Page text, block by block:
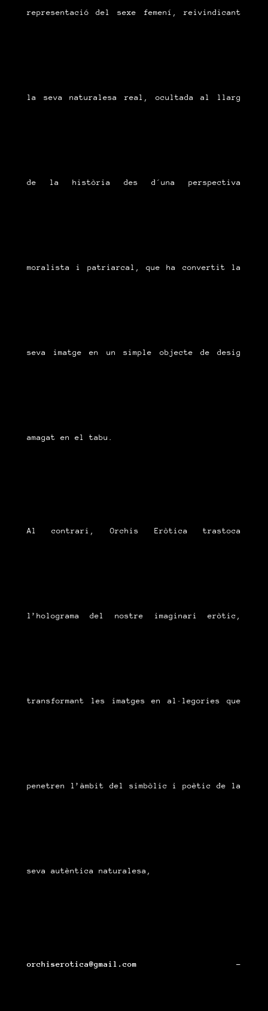
representació del sexe femení, reivindicant
la seva naturalesa real, ocultada al llarg
de la història des d´una perspectiva
moralista i patriarcal, que ha convertit la
seva imatge en un simple objecte de desig
amagat en el tabu.
Al contrari, Orchis Eròtica trastoca
l’holograma del nostre imaginari eròtic,
transformant les imatges en al·legories que
penetren l’àmbit del simbòlic i poètic de la
seva autèntica naturalesa,
orchiserotica@gmail.com –